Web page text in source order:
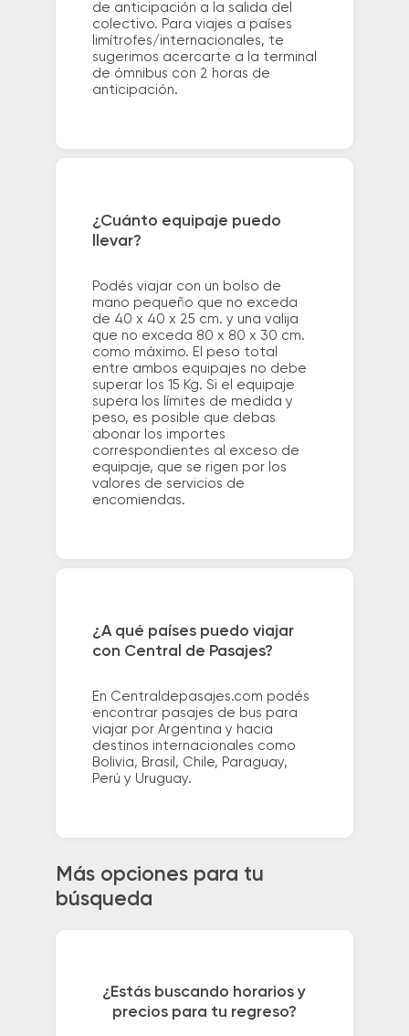
de anticipación a la salida del
colectivo. Para viajes a países
limítrofes/internacionales, te
sugerimos acercarte a la terminal
de ómnibus con 2 horas de
anticipación.
¿Cuánto equipaje puedo
llevar?
Podés viajar con un bolso de
mano pequeño que no exceda
de 40 x 40 x 25 cm. y una valija
que no exceda 80 x 80 x 30 cm.
como máximo. El peso total
entre ambos equipajes no debe
superar los 15 Kg. Si el equipaje
supera los límites de medida y
peso, es posible que debas
abonar los importes
correspondientes al exceso de
equipaje, que se rigen por los
valores de servicios de
encomiendas.
¿A qué países puedo viajar
con Central de Pasajes?
En Centraldepasajes.com podés
encontrar pasajes de bus para
viajar por Argentina y hacia
destinos internacionales como
Bolivia, Brasil, Chile, Paraguay,
Perú y Uruguay.
Más opciones para tu
búsqueda
¿Estás buscando horarios y
precios para tu regreso?